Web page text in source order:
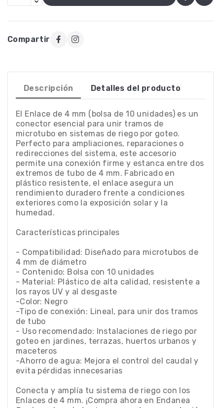
Compartir
Descripción Detalles del producto
El Enlace de 4 mm (bolsa de 10 unidades) es un
conector esencial para unir tramos de
microtubo en sistemas de riego por goteo.
Perfecto para ampliaciones, reparaciones o
redirecciones del sistema, este accesorio
permite una conexión firme y estanca entre dos
extremos de tubo de 4 mm. Fabricado en
plástico resistente, el enlace asegura un
rendimiento duradero frente a condiciones
exteriores como la exposición solar y la
humedad.
Características principales
- Compatibilidad: Diseñado para microtubos de
4 mm de diámetro
- Contenido: Bolsa con 10 unidades
- Material: Plástico de alta calidad, resistente a
los rayos UV y al desgaste
-Color: Negro
-Tipo de conexión: Lineal, para unir dos tramos
de tubo
- Uso recomendado: Instalaciones de riego por
goteo en jardines, terrazas, huertos urbanos y
maceteros
-Ahorro de agua: Mejora el control del caudal y
evita pérdidas innecesarias
Conecta y amplía tu sistema de riego con los
Enlaces de 4 mm. ¡Compra ahora en Endanea